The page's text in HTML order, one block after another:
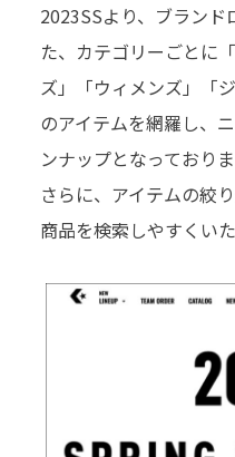
2023SSより、ブランド
た、カテゴリーごとに
ズ」「ウィメンズ」「
のアイテムを網羅し、
ンナップとなっておりま
さらに、アイテムの絞
商品を検索しやすくい